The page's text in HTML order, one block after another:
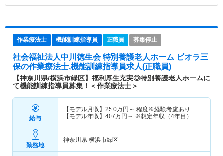
作業療法士 機能訓練指導員 正職員 募集停止
社会福祉法人中川徳生会 特別養護老人ホーム ビオラ三
保の作業療法士,機能訓練指導員求人(正職員)
【神奈川県/横浜市緑区】福利厚生充実◎特別養護老人ホームに
て機能訓練指導員募集！＜作業療法士＞
給与
【モデル月収】 25.0万円～ 程度※経験考慮あり
【モデル年収】 407万円～ ※想定年収（4年目）
勤務地
神奈川県 横浜市緑区